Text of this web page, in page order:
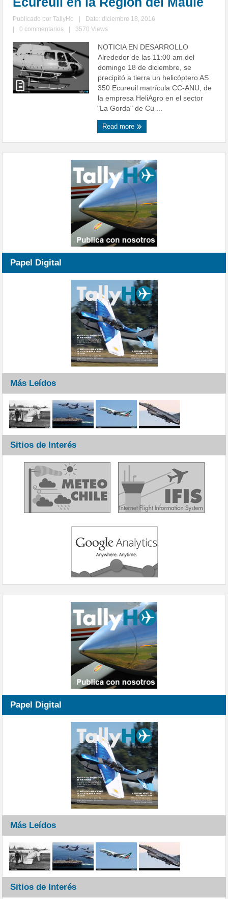
Publicado porTallyHo
Date: diciembre 18, 2016
0 commentarios 3570 Views
NOTICIA EN DESARROLLO
Alrededor de las 11:00 am del
domingo 18 de diciembre, se
precipitó a tierra un helicóptero AS
350 Ecureuil matrícula CC-ANU, de
la empresa HeliAgro en el sector
"La Gorda" de Cu ...
Read more
Papel Digital
Más Leídos
Sitios de Interés
Papel Digital
Más Leídos
Sitios de Interés